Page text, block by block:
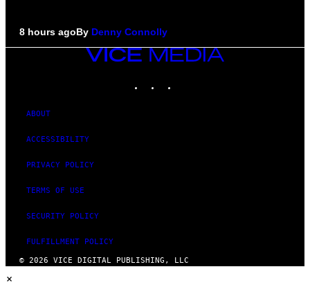
8 hours agoBy Denny Connolly
VICE
MEDIA
ABOUT
ACCESSIBILITY
PRIVACY POLICY
TERMS OF USE
SECURITY POLICY
FULFILLMENT POLICY
© 2026 VICE DIGITAL PUBLISHING, LLC
×